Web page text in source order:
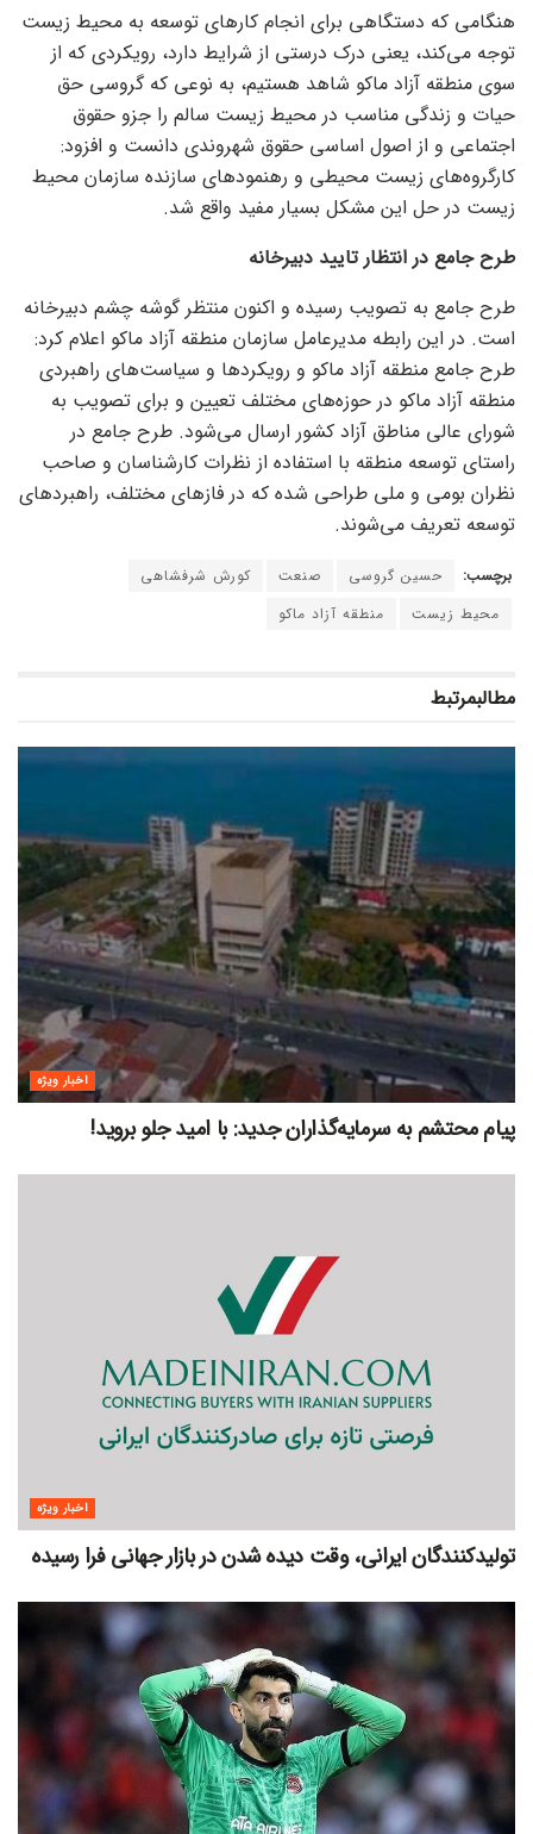
هنگامی که دستگاهی برای انجام کار‌های توسعه به محیط زیست
توجه می‌کند، یعنی درک درستی از شرایط دارد، رویکردی که از
سوی منطقه آزاد ماکو شاهد هستیم، به نوعی که گروسی حق
حیات و زندگی مناسب در محیط زیست سالم را جزو حقوق
اجتماعی و از اصول اساسی حقوق شهروندی دانست و افزود:
کارگروه‌های زیست محیطی و رهنمود‌های سازنده سازمان محیط
زیست در حل این مشکل بسیار مفید واقع شد.
طرح جامع در انتظار تایید دبیرخانه
طرح جامع به تصویب رسیده و اکنون منتظر گوشه چشم دبیرخانه
است. در این رابطه مدیرعامل سازمان منطقه آزاد ماکو اعلام کرد:
طرح جامع منطقه آزاد ماکو و رویکرد‌ها و سیاست‌های راهبردی
منطقه آزاد ماکو در حوزه‌های مختلف تعیین و برای تصویب به
شورای عالی مناطق آزاد کشور ارسال می‌شود. طرح جامع در
راستای توسعه منطقه با استفاده از نظرات کارشناسان و صاحب
نظران بومی و ملی طراحی شده که در فاز‌های مختلف، راهبرد‌های
توسعه تعریف می‌شوند.
برچسب: حسین گروسی صنعت
کورش شرفشاهی
محیط زیست
منطقه آزاد ماکو
مطالبمرتبط
اخبار ویژه
پیام محتشم به سرمایه‌گذاران جدید: با امید جلو بروید!
اخبار ویژه
تولیدکنندگان ایرانی، وقت دیده شدن در بازار جهانی فرا رسیده